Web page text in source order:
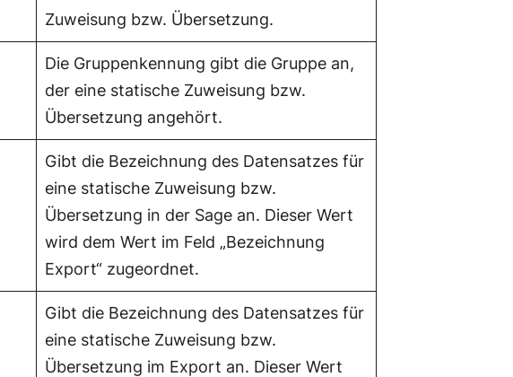
Zuweisung bzw. Übersetzung.
Die Gruppenkennung gibt die Gruppe an,
der eine statische Zuweisung bzw.
Übersetzung angehört.
Gibt die Bezeichnung des Datensatzes für
eine statische Zuweisung bzw.
Übersetzung in der Sage an. Dieser Wert
wird dem Wert im Feld „Bezeichnung
Export“ zugeordnet.
Gibt die Bezeichnung des Datensatzes für
eine statische Zuweisung bzw.
Übersetzung im Export an. Dieser Wert